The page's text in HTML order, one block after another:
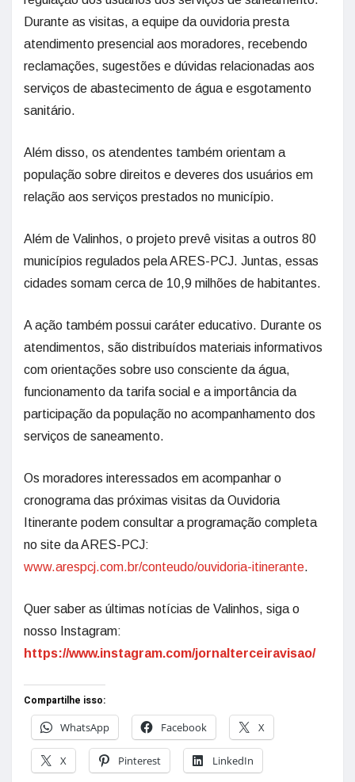
Durante as visitas, a equipe da ouvidoria presta
atendimento presencial aos moradores, recebendo
reclamações, sugestões e dúvidas relacionadas aos
serviços de abastecimento de água e esgotamento
sanitário.
Além disso, os atendentes também orientam a
população sobre direitos e deveres dos usuários em
relação aos serviços prestados no município.
Além de Valinhos, o projeto prevê visitas a outros 80
municípios regulados pela ARES-PCJ. Juntas, essas
cidades somam cerca de 10,9 milhões de habitantes.
A ação também possui caráter educativo. Durante os
atendimentos, são distribuídos materiais informativos
com orientações sobre uso consciente da água,
funcionamento da tarifa social e a importância da
participação da população no acompanhamento dos
serviços de saneamento.
Os moradores interessados em acompanhar o
cronograma das próximas visitas da Ouvidoria
Itinerante podem consultar a programação completa
no site da ARES-PCJ:
www.arespcj.com.br/conteudo/ouvidoria-itinerante.
Quer saber as últimas notícias de Valinhos, siga o
nosso Instagram:
https://www.instagram.com/jornalterceiravisao/
Compartilhe isso:
WhatsApp
Facebook X
X Pinterest LinkedIn